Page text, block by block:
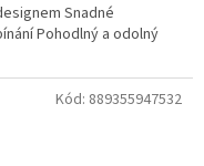
Snadné
Pohodlný a odolný
Kód: 889355947532